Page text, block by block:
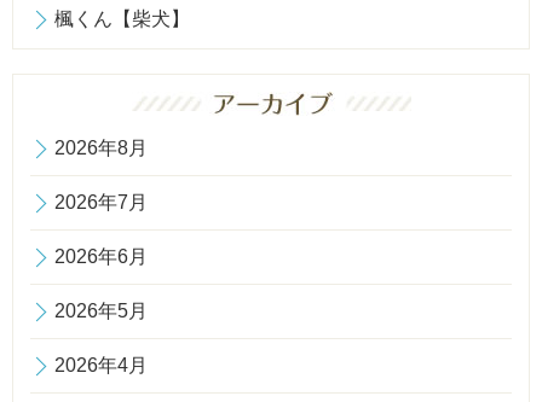
楓くん【柴犬】
2026年8月
2026年7月
2026年6月
2026年5月
2026年4月